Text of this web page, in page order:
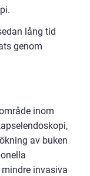
lång tid
genom
inom
av buken
invasiva